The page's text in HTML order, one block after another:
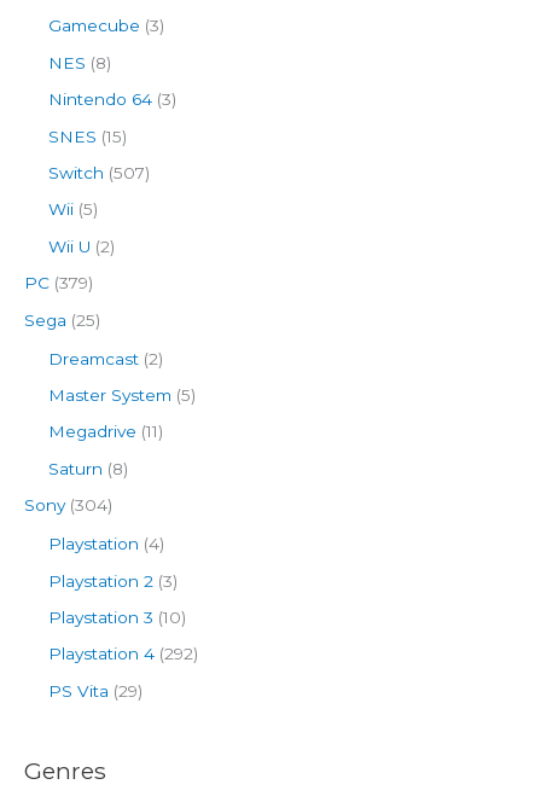
Gamecube (3)
NES (8)
Nintendo 64 (3)
SNES (15)
Switch (507)
Wii (5)
Wii U (2)
PC (379)
Sega (25)
Dreamcast (2)
Master System (5)
Megadrive (11)
Saturn (8)
Sony(304)
Playstation (4)
Playstation 2 (3)
Playstation 3 (10)
Playstation 4 (292)
PS Vita (29)
Genres